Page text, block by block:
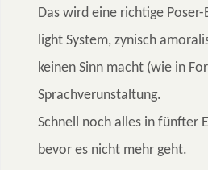
Das wird eine richtige
light System, zynisch
keinen Sinn macht (wie in
Sprachverunstaltung.
Schnell noch alles in fünfter
bevor es nicht mehr geht.